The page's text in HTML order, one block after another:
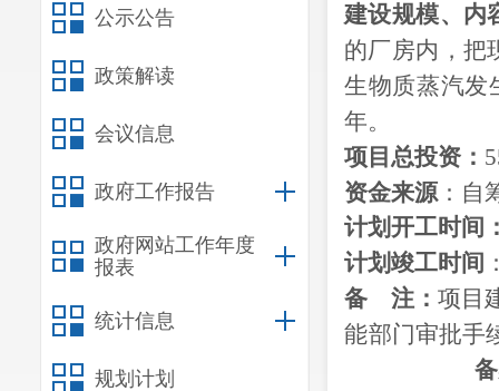
公示公告
政策解读
会议信息
政府工作报告
政府网站工作年度
报表
统计信息
规划计划
建设规模、 内
的厂房内，把
生物质蒸汽发
年。
项目总投资：
资金来源：自
计划开工时间
计划竣工时间
备
注： 项目
能部门审批手